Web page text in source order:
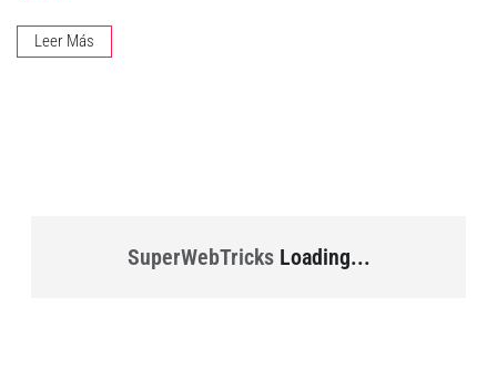
Leer Más
SuperWebTricksLoading...